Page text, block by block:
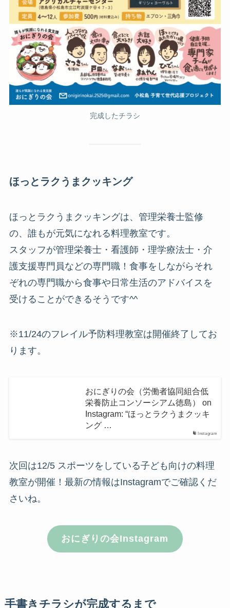
完成したチラシ
ほっとラクうまクッキング
ほっとラクうまクッキングは、管理栄養士監修
の、誰もが元気になれる料理教室です。
スタッフが管理栄養士・看護師・理学療法士・介
護支援専門員などの専門職！食事をしながらそれ
ぞれの専門職から食事や日常生活のアドバイスを
受けることができるそうです^^
※11/24のフレイル予防料理教室は開催終了してお
ります。
Instagram
おにぎりの会（労働者協同組合低
栄養防止コンソーシアム徳島） on
Instagram: “ほっとラクうまクッキ
ング …
次回は12/5 スポーツをしている子ども向けの料理
教室が開催！最新の情報はInstagramでご確認くだ
さいね。
おにぎりの会Instagram
手書きチラシが完成するまで